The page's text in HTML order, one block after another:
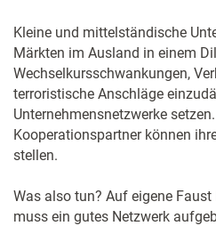
Kleine und mittelständische
Märkten im Ausland in einem
Wechselkursschwankungen,
terroristische Anschläge
Unternehmensnetzwerke
Kooperationspartner können
stellen.
Was also tun? Auf eigene
muss ein gutes Netzwerk